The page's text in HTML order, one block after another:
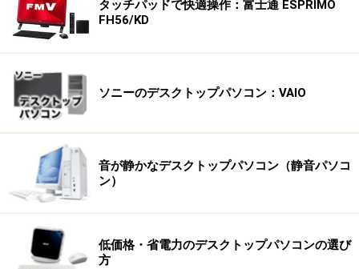
タッチパッドで快適操作：富士通 ESPRIMO
FH56/KD
ソニーのデスクトップパソコン：VAIO
音が静かなデスクトップパソコン（静音パソコ
ン）
低価格・省電力のデスクトップパソコンの選び
方